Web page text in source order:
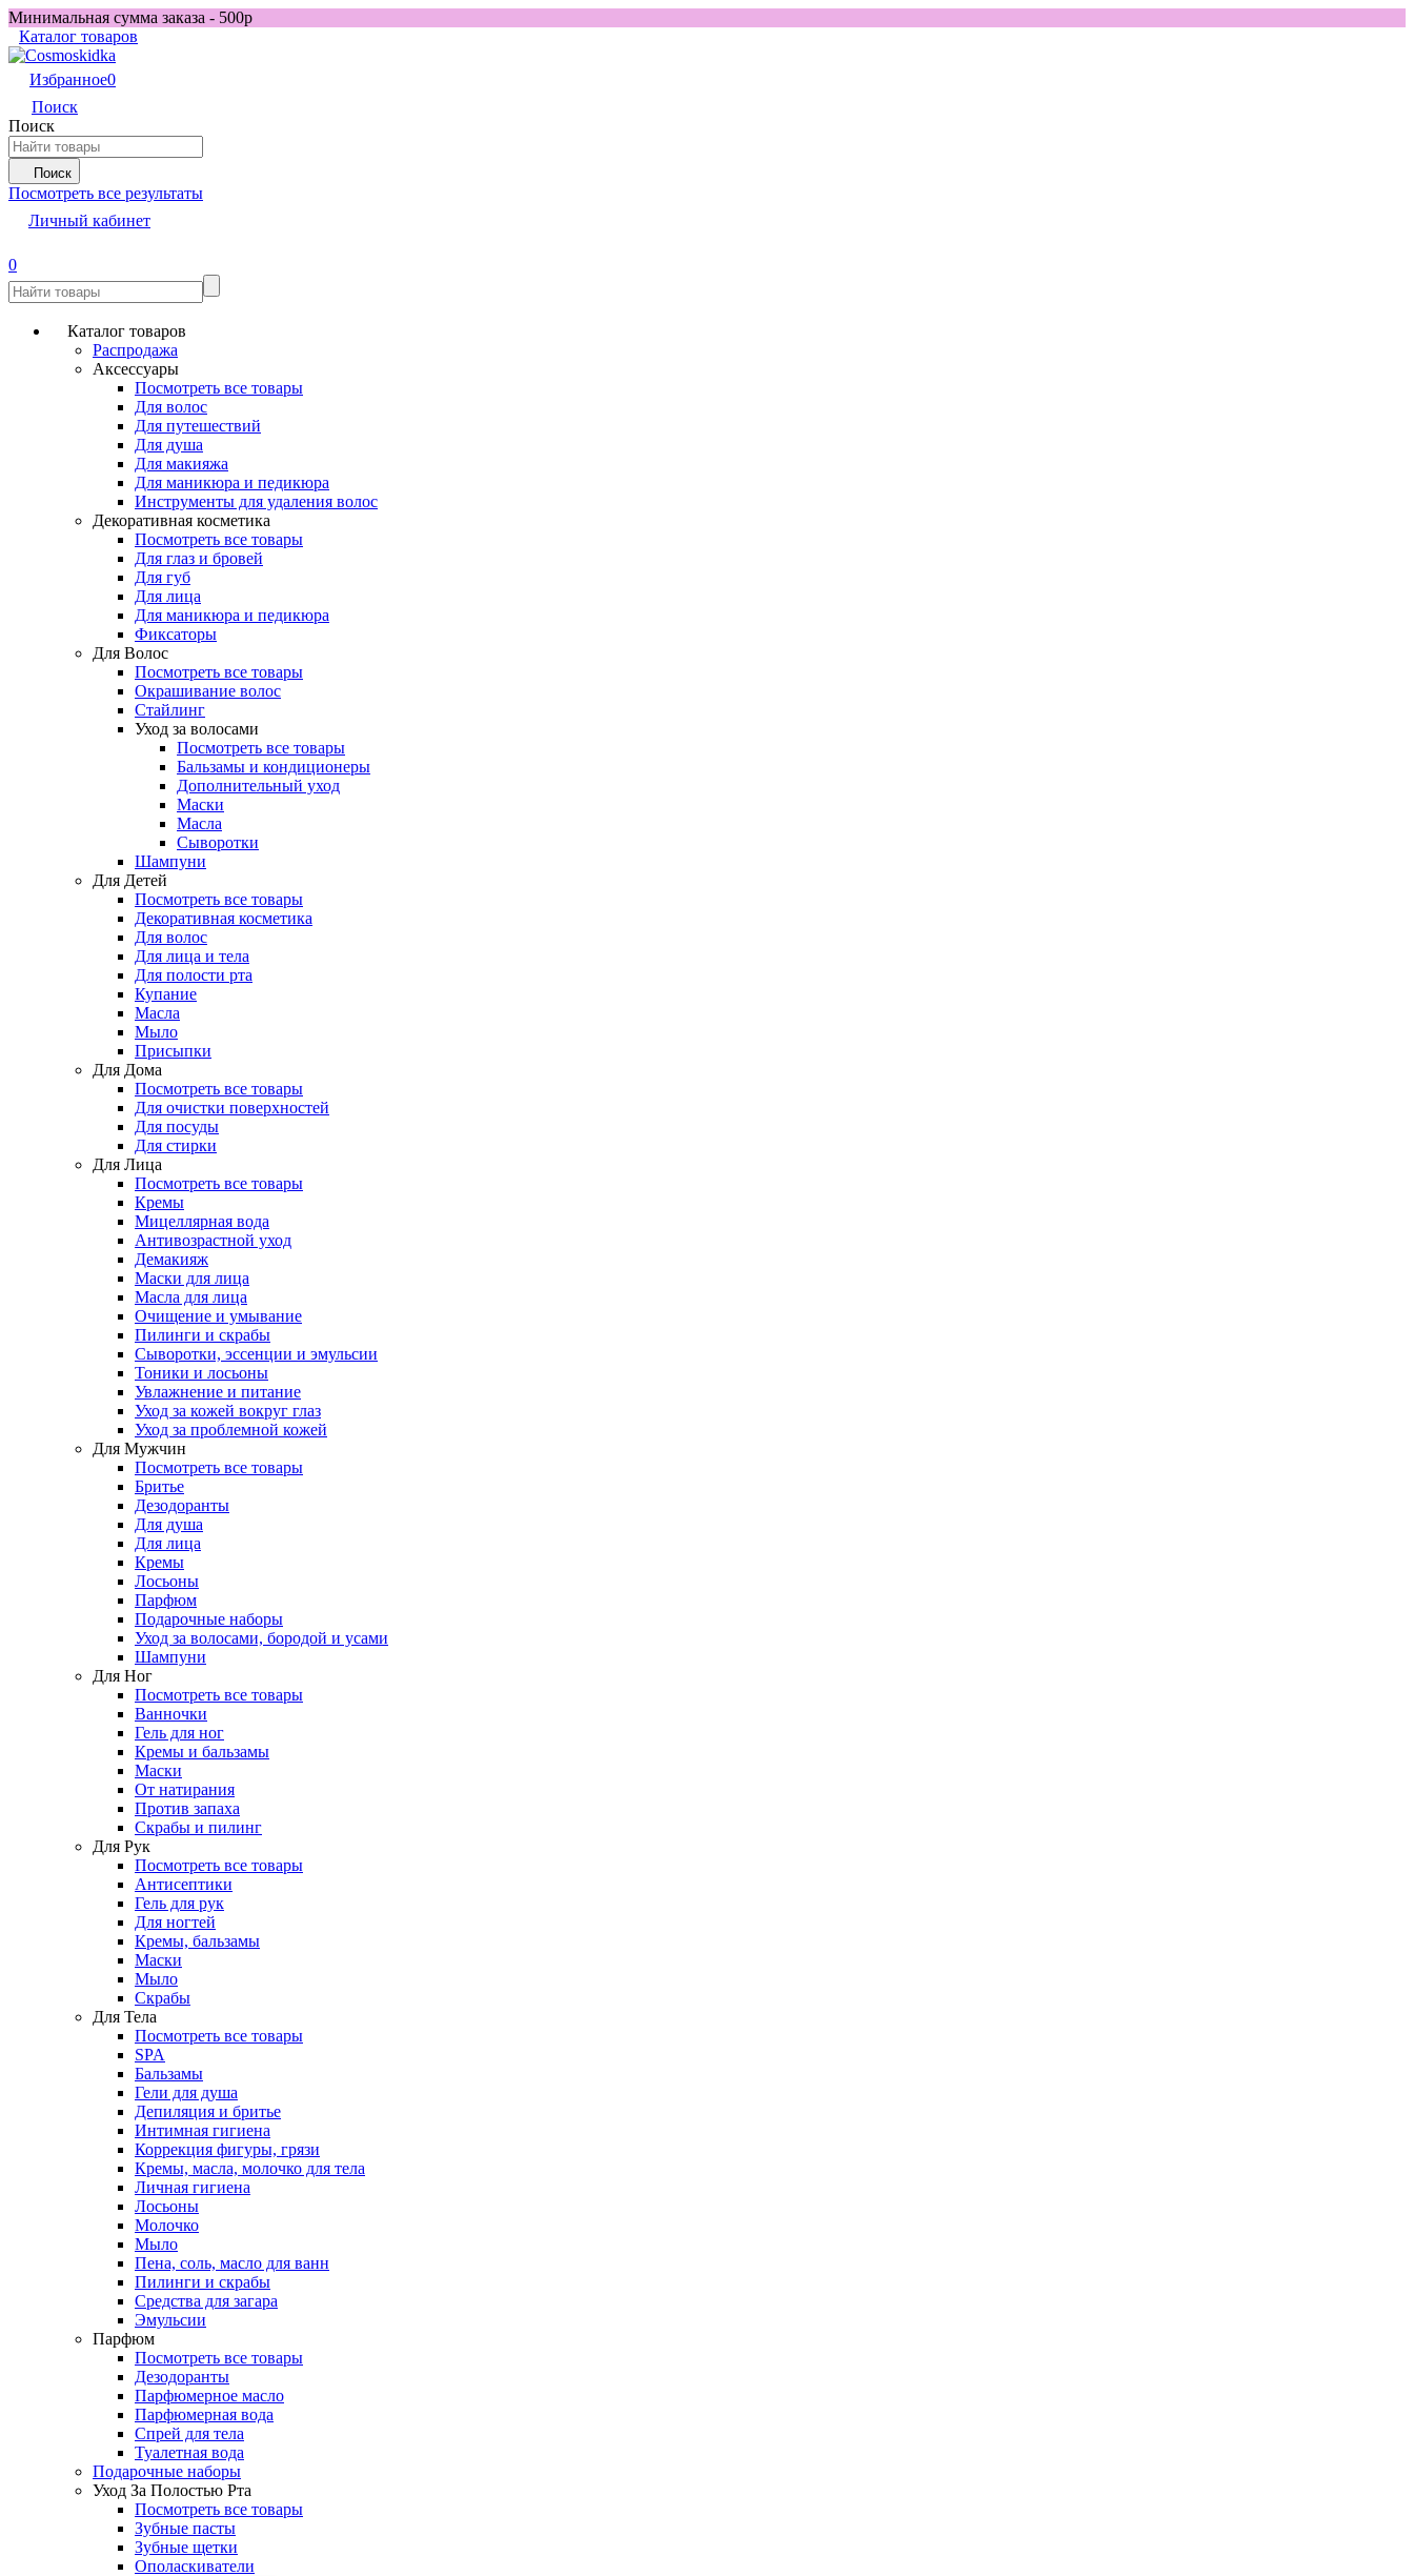
Минимальная сумма заказа - 500р
Каталог товаров
Избранное0
Поиск
Поиск
Поиск
Посмотреть все результаты
Личный кабинет
0
Каталог товаров
Распродажа
Аксессуары
Посмотреть все товары
Для волос
Для путешествий
Для душа
Для макияжа
Для маникюра и педикюра
Инструменты для удаления волос
Декоративная косметика
Посмотреть все товары
Для глаз и бровей
Для губ
Для лица
Для маникюра и педикюра
Фиксаторы
Для Волос
Посмотреть все товары
Окрашивание волос
Стайлинг
Уход за волосами
Посмотреть все товары
Бальзамы и кондиционеры
Дополнительный уход
Маски
Масла
Сыворотки
Шампуни
Для Детей
Посмотреть все товары
Декоративная косметика
Для волос
Для лица и тела
Для полости рта
Купание
Масла
Мыло
Присыпки
Для Дома
Посмотреть все товары
Для очистки поверхностей
Для посуды
Для стирки
Для Лица
Посмотреть все товары
Кремы
Мицеллярная вода
Антивозрастной уход
Демакияж
Маски для лица
Масла для лица
Очищение и умывание
Пилинги и скрабы
Сыворотки, эссенции и эмульсии
Тоники и лосьоны
Увлажнение и питание
Уход за кожей вокруг глаз
Уход за проблемной кожей
Для Мужчин
Посмотреть все товары
Бритье
Дезодоранты
Для душа
Для лица
Кремы
Лосьоны
Парфюм
Подарочные наборы
Уход за волосами, бородой и усами
Шампуни
Для Ног
Посмотреть все товары
Ванночки
Гель для ног
Кремы и бальзамы
Маски
От натирания
Против запаха
Скрабы и пилинг
Для Рук
Посмотреть все товары
Антисептики
Гель для рук
Для ногтей
Кремы, бальзамы
Маски
Мыло
Скрабы
Для Тела
Посмотреть все товары
SPA
Бальзамы
Гели для душа
Депиляция и бритье
Интимная гигиена
Коррекция фигуры, грязи
Кремы, масла, молочко для тела
Личная гигиена
Лосьоны
Молочко
Мыло
Пена, соль, масло для ванн
Пилинги и скрабы
Средства для загара
Эмульсии
Парфюм
Посмотреть все товары
Дезодоранты
Парфюмерное масло
Парфюмерная вода
Спрей для тела
Туалетная вода
Подарочные наборы
Уход За Полостью Рта
Посмотреть все товары
Зубные пасты
Зубные щетки
Ополаскиватели